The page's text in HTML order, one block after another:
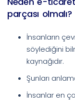
parçası olmalı?
İnsanların
söylediğini
kaynağıdır.
Şunları
İnsanlar en